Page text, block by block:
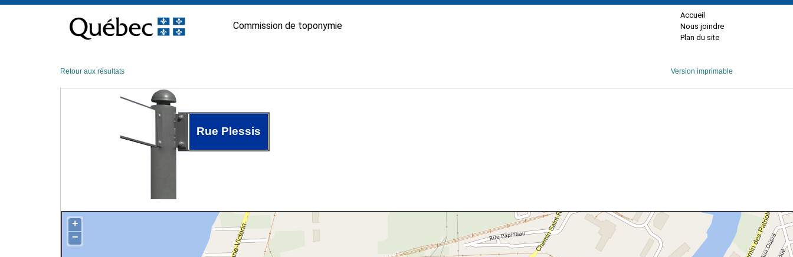
contenu
Commission de toponymie
Accueil
Nous joindre
Plan du site
Retour aux résultats Version imprimable
Rue Plessis
+
−